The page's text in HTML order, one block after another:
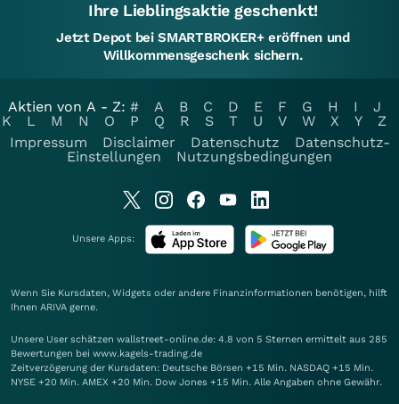
Ihre Lieblingsaktie geschenkt!
Jetzt Depot bei SMARTBROKER+ eröffnen und
Willkommensgeschenk sichern.
Aktien von A - Z: # A B C D E F G H I
J
K
L M N O P Q R S T U V W X Y
Z
Impressum
Disclaimer Datenschutz
Datenschutz-
Einstellungen
Nutzungsbedingungen
Unsere Apps:
Wenn Sie Kursdaten, Widgets oder andere Finanzinformationen benötigen, hilft
Ihnen ARIVA gerne.
Unsere User schätzen wallstreet-online.de: 4.8 von 5 Sternen ermittelt aus 285
Bewertungen bei www.kagels-trading.de
Zeitverzögerung der Kursdaten: Deutsche Börsen +15 Min. NASDAQ +15 Min.
NYSE +20 Min. AMEX +20 Min. Dow Jones +15 Min. Alle Angaben ohne Gewähr.